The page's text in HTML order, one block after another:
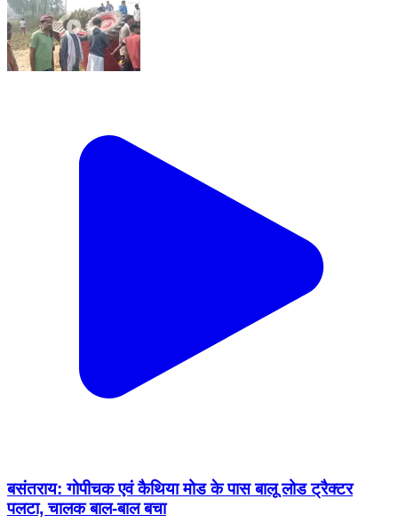
बसंतराय: गोपीचक एवं कैथिया मोड के पास बालू लोड ट्रैक्टर
पलटा, चालक बाल-बाल बचा